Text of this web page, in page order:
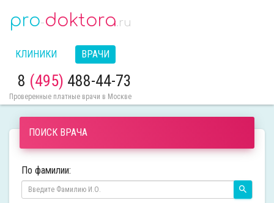
pro-doktora.ru
КЛИНИКИ ВРАЧИ
8 (495) 488-44-73
Проверенные платные врачи в Москве
ПОИСК ВРАЧА
По фамилии: